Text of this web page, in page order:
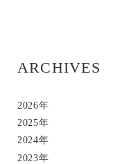
ARCHIVES
2026年
2025年
2024年
2023年